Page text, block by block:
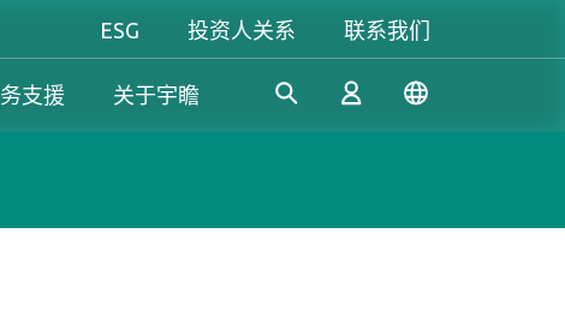
ESG 投资人关系 联系我们
支援 关于宇瞻